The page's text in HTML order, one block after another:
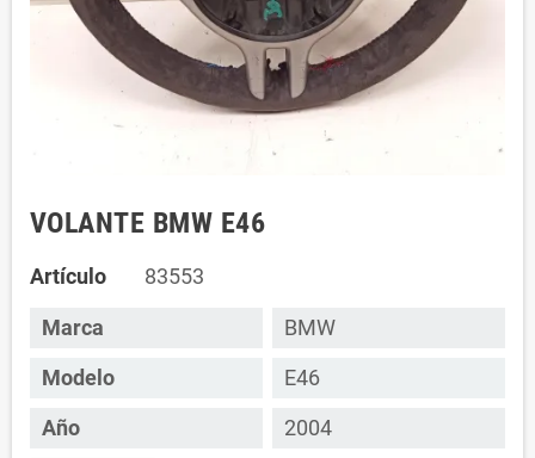
VOLANTE BMW E46
Artículo 83553
Marca
BMW
Modelo
E46
Año
2004